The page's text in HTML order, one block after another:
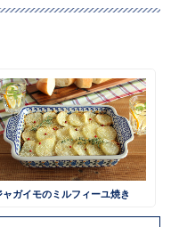
ャガイモのミルフィーユ焼き